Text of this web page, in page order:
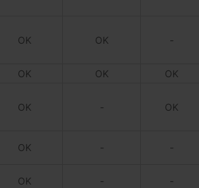
OK OK -
OK OK OK
OK - OK
OK - -
OK - -